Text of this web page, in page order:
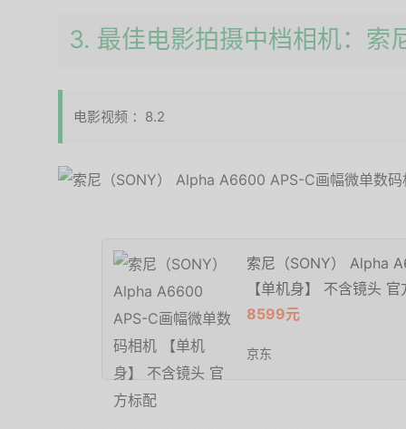
3. 最佳电影拍摄中档相机：索
电影视频 ：8.2
索尼（SONY） Alpha
【单机身】 不含镜头
8599元
京东